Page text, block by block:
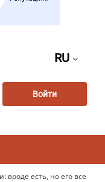
RU
Войти
вроде есть, но его все